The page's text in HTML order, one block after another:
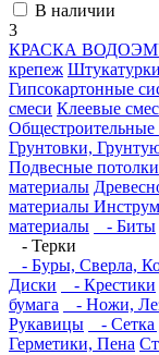
В наличии
3
КРАСКА
крепеж
Гипсокартонные
смеси Клеевые
Общестроительные
Грунтовки,
Подвесные потолки
материалы
материалы
материалы
- Биты
- Терки
- Буры, Сверла,
Диски
- Крестики
бумага
- Ножи,
Рукавицы
- Сетка
Герметики, Пена